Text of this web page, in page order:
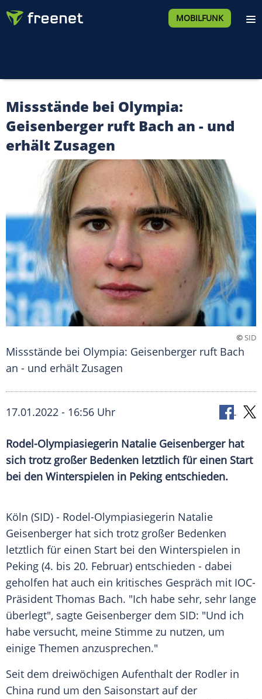
MOBILFUNK
Missstände bei Olympia:
Geisenberger ruft Bach an - und
erhält Zusagen
©SID
Missstände bei Olympia: Geisenberger ruft Bach
an - und erhält Zusagen
17.01.2022 - 16:56 Uhr
Rodel-Olympiasiegerin Natalie Geisenbergerhat
sich trotz großer Bedenken letztlich für einen Start
bei den Winterspielen in Pekingentschieden.
Köln (SID) - Rodel-Olympiasiegerin Natalie
Geisenberger hat sich trotz großer Bedenken
letztlich für einen Start bei den Winterspielen in
Peking (4. bis 20. Februar) entschieden - dabei
geholfen hat auch ein kritisches Gespräch mit IOC-
Präsident Thomas Bach. "Ich habe sehr, sehr lange
überlegt", sagte Geisenberger dem SID: "Und ich
habe versucht, meine Stimme zu nutzen, um
einige Themen anzusprechen."
Seit dem dreiwöchigen Aufenthalt der Rodler in
China rund um den Saisonstart auf der